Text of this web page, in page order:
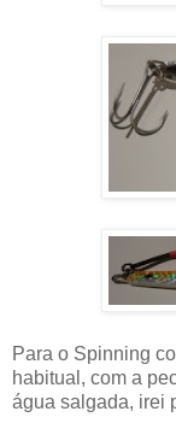
Para o Spinning
habitual, com a
água salgada, irei